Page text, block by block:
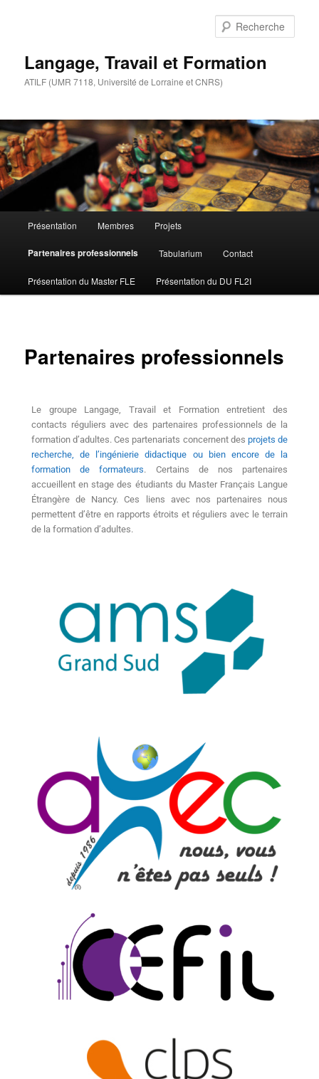
Langage, Travail et Formation
ATILF (UMR 7118, Université de Lorraine et CNRS)
principal
Présentation Membres Projets
Partenaires professionnels Tabularium Contact
Présentation du Master FLE Présentation du DU FL2I
Partenaires professionnels
Le groupe Langage, Travail et Formation entretient des
contacts réguliers avec des partenaires professionnels de la
formation d’adultes. Ces partenariats concernent des projets de
recherche, de l’ingénierie didactique ou bien encore de la
formation de formateurs. Certains de nos partenaires
accueillent en stage des étudiants du Master Français Langue
Étrangère de Nancy. Ces liens avec nos partenaires nous
permettent d’être en rapports étroits et réguliers avec le terrain
de la formation d’adultes.